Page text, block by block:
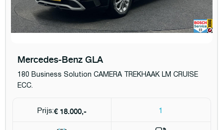
Mercedes-Benz GLA
180 Business Solution CAMERA TREKHAAK LM CRUISE
ECC.
Prijs:€ 18.000,- 1